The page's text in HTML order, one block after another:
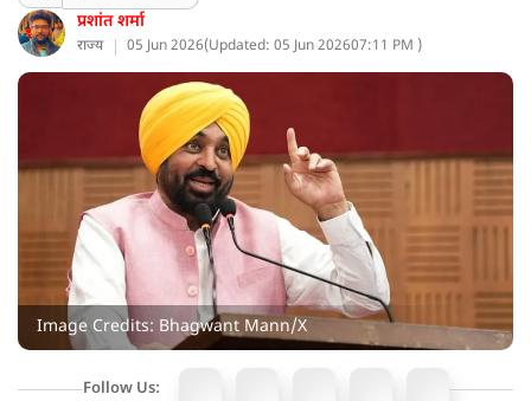
प्रशांत शर्मा
राज्य 05 Jun 2026(Updated: 05 Jun 202607:11 PM )
Image Credits: Bhagwant Mann/X
Follow Us: